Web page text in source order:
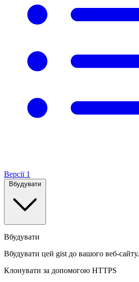
Версії 1
Вбудувати
Вбудувати
Вбудувати цей gist до вашого веб-сайту.
Клонувати за допомогою HTTPS